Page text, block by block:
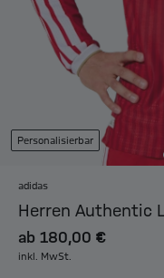
Personalisierbar
adidas
Herren Authentic
ab 180,00 €
inkl. MwSt.